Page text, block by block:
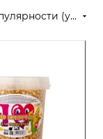
По популярности (убывание)